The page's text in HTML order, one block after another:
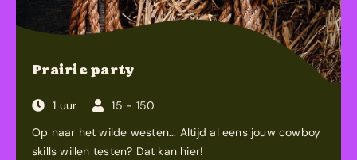
Prairie party
1 uur
15 - 150
Op naar het wilde westen... Altijd al eens jouw cowboy
skills willen testen? Dat kan hier!